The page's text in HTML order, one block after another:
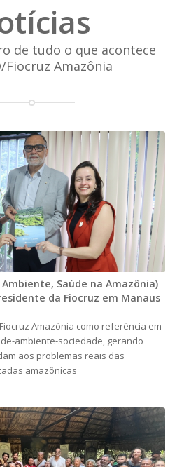
de tudo o que acontece
Fiocruz Amazônia
Ambiente, Saúde na Amazônia)
da Fiocruz em Manaus
Amazônia como referência em
ambiente-sociedade, gerando
aos problemas reais das
amazônicas